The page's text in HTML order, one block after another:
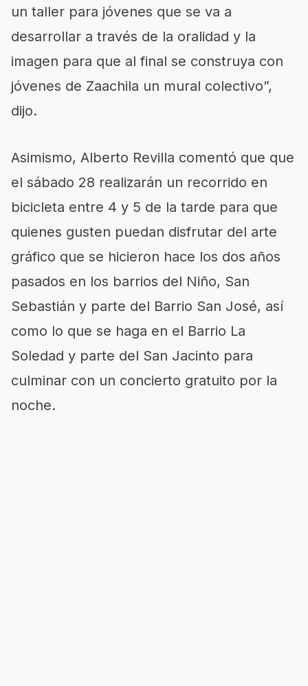
un taller para jóvenes que se va a
desarrollar a través de la oralidad y la
imagen para que al final se construya con
jóvenes de Zaachila un mural colectivo”,
dijo.
Asimismo, Alberto Revilla comentó que que
el sábado 28 realizarán un recorrido en
bicicleta entre 4 y 5 de la tarde para que
quienes gusten puedan disfrutar del arte
gráfico que se hicieron hace los dos años
pasados en los barrios del Niño, San
Sebastián y parte del Barrio San José, así
como lo que se haga en el Barrio La
Soledad y parte del San Jacinto para
culminar con un concierto gratuito por la
noche.